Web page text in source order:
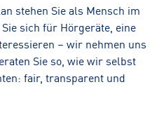
stehen Sie als Mensch im
sich für Hörgeräte, eine
– wir nehmen uns
Sie so, wie wir selbst
fair, transparent und